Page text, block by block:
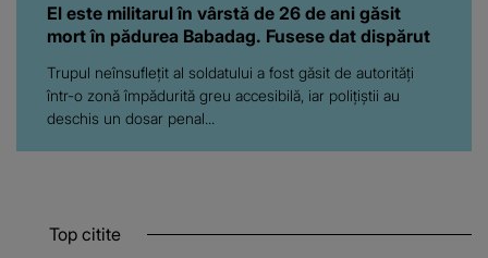
El este militarul în vârstă de 26 de ani găsit
mort în pădurea Babadag. Fusese dat dispărut
Trupul neînsuflețit al soldatului a fost găsit de autorități
într-o zonă împădurită greu accesibilă, iar polițiștii au
deschis un dosar penal...
Top citite